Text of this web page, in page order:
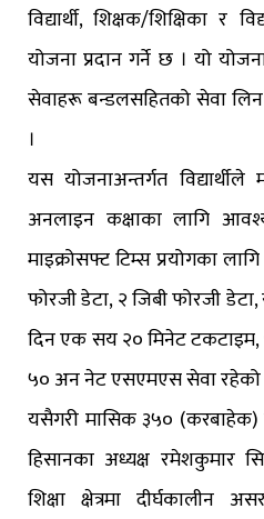
विद्यार्थी, शिक्षक/शिक्षिका र
योजना प्रदान गर्ने छ । यो
सेवाहरू बन्डलसहितको सेवा
।
यस योजनाअन्तर्गत
अनलाइन कक्षाका लागि
माइक्रोसफ्ट टिम्स प्रयोगका
फोरजी डेटा, २ जिबी फोरजी
दिन एक सय २० मिनेट
५० अन नेट एसएमएस सेवा रहेको
यसैगरी मासिक ३५०
हिसानका अध्यक्ष रमेशकुमार
शिक्षा क्षेत्रमा दीर्घकालीन